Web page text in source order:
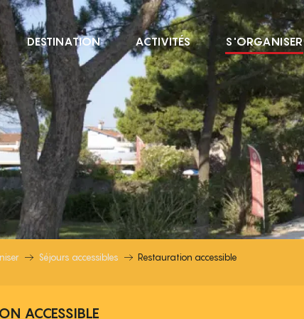
DESTINATION ACTIVITÉS S'ORGANISER
Séjours accessibles Restauration accessible
ACCESSIBLE
ACCESSIBLE